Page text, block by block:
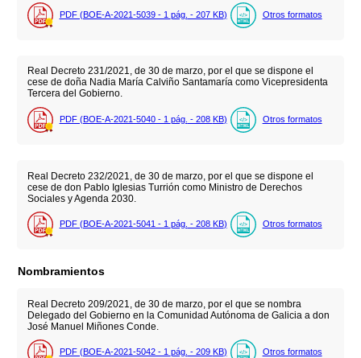
PDF (BOE-A-2021-5039 - 1 pág. - 207 KB) Otros formatos
Real Decreto 231/2021, de 30 de marzo, por el que se dispone el
cese de doña Nadia María Calviño Santamaría como Vicepresidenta
Tercera del Gobierno.
PDF (BOE-A-2021-5040 - 1 pág. - 208 KB) Otros formatos
Real Decreto 232/2021, de 30 de marzo, por el que se dispone el
cese de don Pablo Iglesias Turrión como Ministro de Derechos
Sociales y Agenda 2030.
PDF (BOE-A-2021-5041 - 1 pág. - 208 KB) Otros formatos
Nombramientos
Real Decreto 209/2021, de 30 de marzo, por el que se nombra
Delegado del Gobierno en la Comunidad Autónoma de Galicia a don
José Manuel Miñones Conde.
PDF (BOE-A-2021-5042 - 1 pág. - 209 KB) Otros formatos